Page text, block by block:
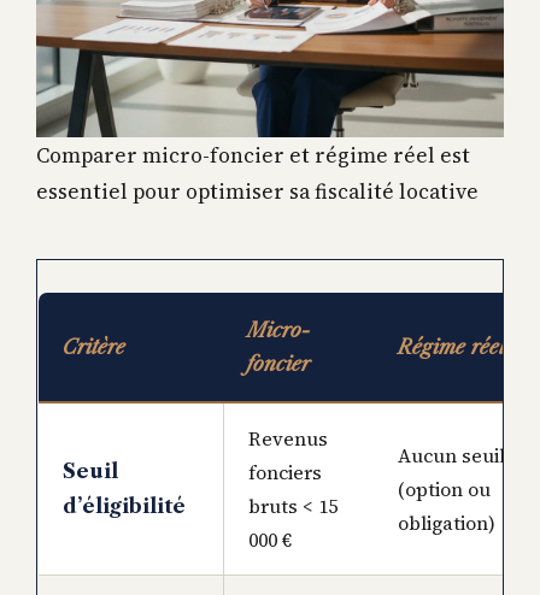
Comparer micro-foncier et régime réel est
essentiel pour optimiser sa fiscalité locative
Critère
Micro-
foncier
Régime réel
Seuil
d’éligibilité
Revenus
fonciers
bruts < 15
000 €
Aucun seuil
(option ou
obligation)